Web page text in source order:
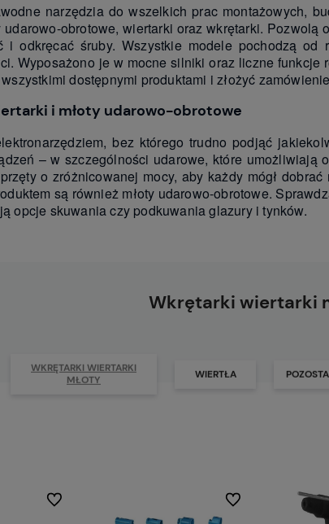
narzędzia do wszelkich prac montażowych,
udarowo-obrotowe, wiertarki oraz wkrętarki.
i odkręcać śruby. Wszystkie modele pochodzą od
Wyposażono je w mocne silniki oraz liczne funkcje
dostępnymi produktami i złożyć
i młoty udarowo-obrotowe
bez którego trudno podjąć
– w szczególności udarowe, które umożliwiają
o zróżnicowanej mocy, aby każdy mógł
są również młoty udarowo-obrotowe.
opcje skuwania czy podkuwania glazury i tynków.
Wkrętarki wiertarki
WKRĘTARKI WIERTARKI
MŁOTY
WIERTŁA
Do ulubionych Do ulubionych